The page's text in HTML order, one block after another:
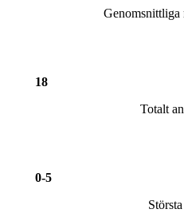
Genomsnittliga
18
Totalt
0-5